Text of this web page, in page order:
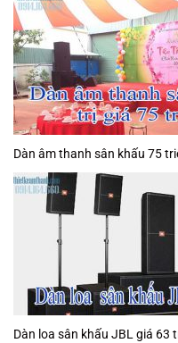
Dàn âm thanh sân khấu 75
Dàn loa sân khấu JBL giá 63